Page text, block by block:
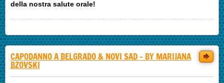
della nostra salute orale!
CAPODANNO A BELGRADO & NOVI SAD - BY MARIJANA
BZOVSKI